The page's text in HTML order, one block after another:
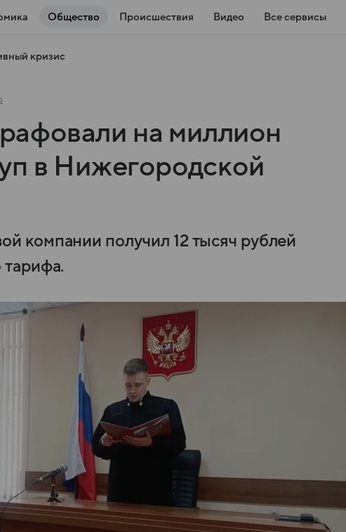
Общество Происшествия Видео Все сервисы
кризис
на миллион
в Нижегородской
компании получил 12 тысяч рублей
тарифа.